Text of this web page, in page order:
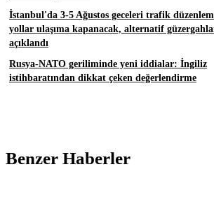
İstanbul'da 3-5 Ağustos geceleri trafik
yollar ulaşıma kapanacak, alternatif
açıklandı
Rusya-NATO geriliminde yeni iddialar: İngiliz
istihbaratından dikkat çeken değerlendirme
Benzer Haberler